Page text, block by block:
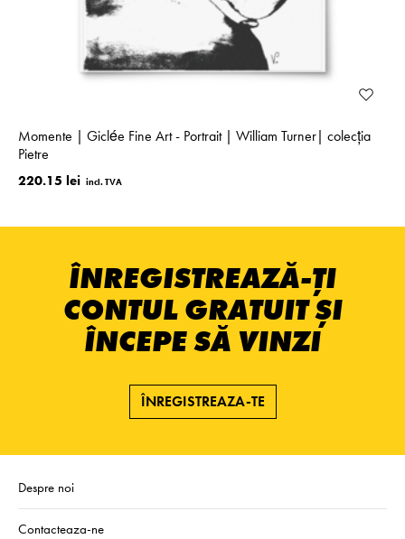
Momente | Giclée Fine Art - Portrait | William Turner| colecţia
Pietre
220.15 lei
ÎNREGISTREAZĂ-ȚI
CONTUL GRATUIT ȘI
ÎNCEPE SĂ VINZI
ÎNREGISTREAZA-TE
Despre noi
Contacteaza-ne